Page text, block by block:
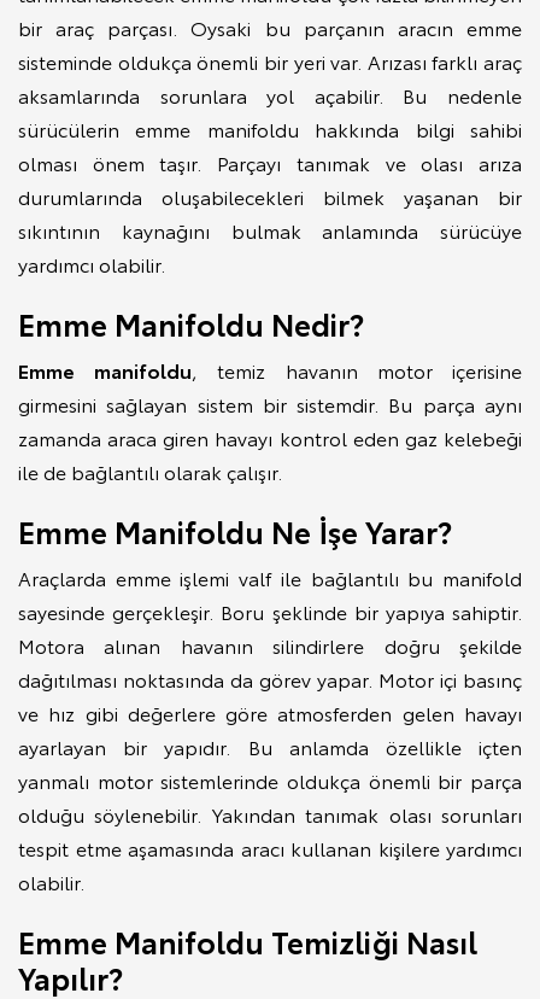
bir araç parçası. Oysaki bu parçanın aracın emme
sisteminde oldukça önemli bir yeri var. Arızası farklı araç
aksamlarında sorunlara yol açabilir. Bu nedenle
sürücülerin emme manifoldu hakkında bilgi sahibi
olması önem taşır. Parçayı tanımak ve olası arıza
durumlarında oluşabilecekleri bilmek yaşanan bir
sıkıntının kaynağını bulmak anlamında sürücüye
yardımcı olabilir.
Emme Manifoldu Nedir?
Emme manifoldu, temiz havanın motor içerisine
girmesini sağlayan sistem bir sistemdir. Bu parça aynı
zamanda araca giren havayı kontrol eden gaz kelebeği
ile de bağlantılı olarak çalışır.
Emme Manifoldu Ne İşe Yarar?
Araçlarda emme işlemi valf ile bağlantılı bu manifold
sayesinde gerçekleşir. Boru şeklinde bir yapıya sahiptir.
Motora alınan havanın silindirlere doğru şekilde
dağıtılması noktasında da görev yapar. Motor içi basınç
ve hız gibi değerlere göre atmosferden gelen havayı
ayarlayan bir yapıdır. Bu anlamda özellikle içten
yanmalı motor sistemlerinde oldukça önemli bir parça
olduğu söylenebilir. Yakından tanımak olası sorunları
tespit etme aşamasında aracı kullanan kişilere yardımcı
olabilir.
Emme Manifoldu Temizliği Nasıl
Yapılır?